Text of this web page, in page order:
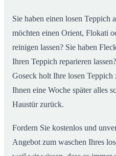
Sie haben einen losen Teppich
möchten einen Orient, Flokati
reinigen lassen? Sie haben
Ihren Teppich reparieren
Goseck holt Ihre losen
Ihnen eine Woche später alles
Haustür zurück.
Fordern Sie kostenlos und
Angebot zum waschen Ihres